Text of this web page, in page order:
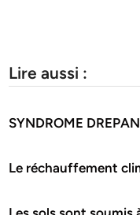
Lire aussi :
SYNDROME
Le réchauffement